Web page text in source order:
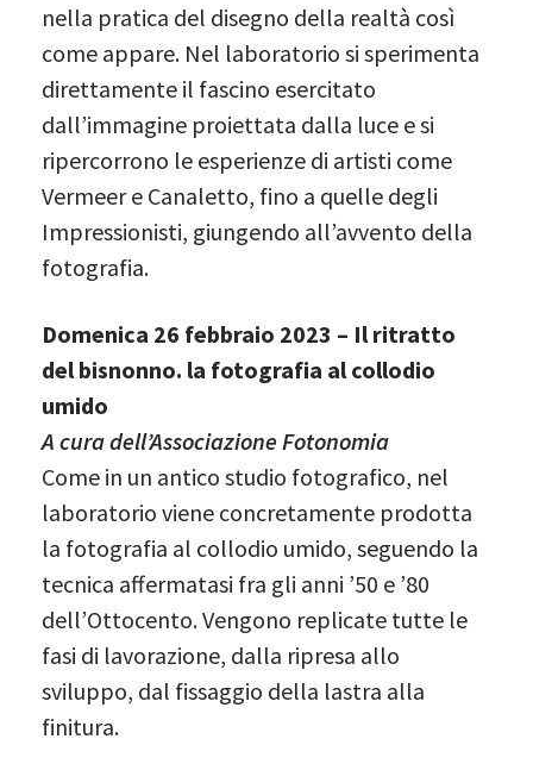
nella pratica del disegno della realtà così
come appare. Nel laboratorio si sperimenta
direttamente il fascino esercitato
dall’immagine proiettata dalla luce e si
ripercorrono le esperienze di artisti come
Vermeer e Canaletto, fino a quelle degli
Impressionisti, giungendo all’avvento della
fotografia.
Domenica 26 febbraio 2023 – Il ritratto
del bisnonno. la fotografia al collodio
umido
A cura dell’Associazione Fotonomia
Come in un antico studio fotografico, nel
laboratorio viene concretamente prodotta
la fotografia al collodio umido, seguendo la
tecnica affermatasi fra gli anni ’50 e ’80
dell’Ottocento. Vengono replicate tutte le
fasi di lavorazione, dalla ripresa allo
sviluppo, dal fissaggio della lastra alla
finitura.